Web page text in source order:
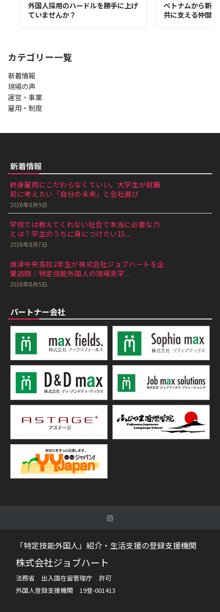
外国人採用のハードルを勝手に上げ
ていませんか？
ベトナムから新
共に支える仲間
カテゴリー一覧
新着情報
現場の声
運営・事業
雇用・制度
新着情報
終身雇用にこだわらなくていい。大学生が就職
前に考えたい「自分の未来」と会社選び
2026年8月9日
学校では教えてくれない社会で本当に必要な力
とは？学生のうちに身につけたい15...
2026年8月7日
焼津中央高校2年生が株式会社ジョブハートを企
業訪問｜特定技能外国人の現場見学...
2026年8月5日
パートナー会社
「特定技能外国人」紹介・生活支援の登録支援機関
株式会社ジョブハート
法務省 出入国在留管理庁 許可
外国人登録支援機関 19登-001413